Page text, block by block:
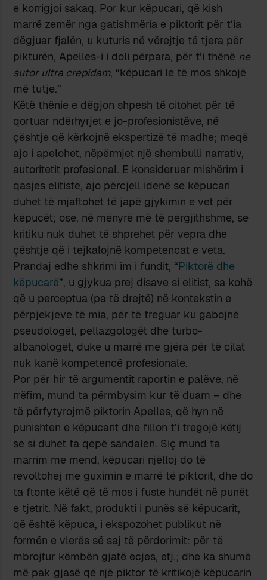
e korrigjoi sakaq. Por kur këpucari, që kish
marrë zemër nga gatishmëria e piktorit për t’ia
dëgjuar fjalën, u kuturis në vërejtje të tjera për
pikturën, Apelles-i i doli përpara, për t’i thënë ne
sutor ultra crepidam, “këpucari le të mos shkojë
më tutje.”
Këtë thënie e dëgjon shpesh të citohet për të
qortuar ndërhyrjet e jo-profesionistëve, në
çështje që kërkojnë ekspertizë të madhe; meqë
ajo i apelohet, nëpërmjet një shembulli narrativ,
autoritetit profesional. E konsideruar mishërim i
qasjes elitiste, ajo përcjell idenë se këpucari
duhet të mjaftohet të japë gjykimin e vet për
këpucët; ose, në mënyrë më të përgjithshme, se
kritiku nuk duhet të shprehet për vepra dhe
çështje që i tejkalojnë kompetencat e veta.
Prandaj edhe shkrimi im i fundit, “Piktorë dhe
këpucarë”, u gjykua prej disave si elitist, sa kohë
që u perceptua (pa të drejtë) në kontekstin e
përpjekjeve të mia, për të treguar ku gabojnë
pseudologët, pellazgologët dhe turbo-
albanologët, duke u marrë me gjëra për të cilat
nuk kanë kompetencë profesionale.
Por për hir të argumentit raportin e palëve, në
rrëfim, mund ta përmbysim kur të duam – dhe
të përfytyrojmë piktorin Apelles, që hyn në
punishten e këpucarit dhe fillon t’i tregojë këtij
se si duhet ta qepë sandalen. Siç mund ta
marrim me mend, këpucari njëlloj do të
revoltohej me guximin e marrë të piktorit, dhe do
ta ftonte këtë që të mos i fuste hundët në punët
e tjetrit. Në fakt, produkti i punës së këpucarit,
që është këpuca, i ekspozohet publikut në
formën e vlerës së saj të përdorimit: për të
mbrojtur këmbën gjatë ecjes, etj.; dhe ka shumë
më pak gjasë që një piktor të kritikojë këpucarin